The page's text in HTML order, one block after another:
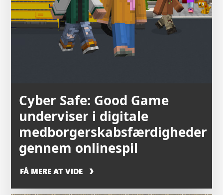
Cyber ​​Safe: Good Game
underviser i digitale
medborgerskabsfærdigheder
gennem onlinespil
FÅ MERE AT VIDE